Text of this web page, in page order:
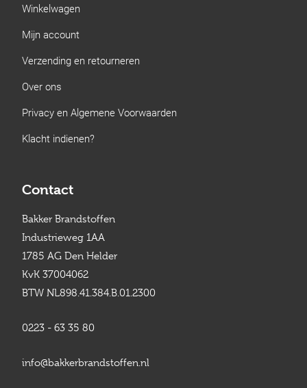
Winkelwagen
Mijn account
Verzending en retourneren
Over ons
Privacy en Algemene Voorwaarden
Klacht indienen?
Contact
Bakker Brandstoffen
Industrieweg 1AA
1785 AG Den Helder
KvK 37004062
BTW NL898.41.384.B.01.2300
0223 - 63 35 80
info@bakkerbrandstoffen.nl